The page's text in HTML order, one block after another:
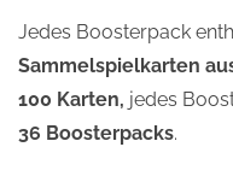
Jedes Boosterpack
Sammelspielkarten
100 Karten, jedes
36 Boosterpacks.